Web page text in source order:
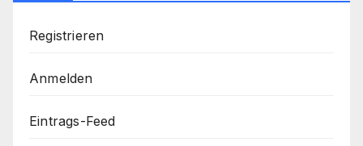
Registrieren
Anmelden
Eintrags-Feed